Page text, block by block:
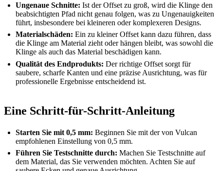
Ungenaue Schnitte: Ist der Offset zu groß, wird die Klinge den
beabsichtigten Pfad nicht genau folgen, was zu Ungenauigkeiten
führt, insbesondere bei kleineren oder komplexeren Designs.
Materialschäden: Ein zu kleiner Offset kann dazu führen, dass
die Klinge am Material zieht oder hängen bleibt, was sowohl die
Klinge als auch das Material beschädigen kann.
Qualität des Endprodukts: Der richtige Offset sorgt für
saubere, scharfe Kanten und eine präzise Ausrichtung, was für
professionelle Ergebnisse entscheidend ist.
Eine Schritt-für-Schritt-Anleitung
Starten Sie mit 0,5 mm: Beginnen Sie mit der von Vulcan
empfohlenen Einstellung von 0,5 mm.
Führen Sie Testschnitte durch: Machen Sie Testschnitte auf
dem Material, das Sie verwenden möchten. Achten Sie auf